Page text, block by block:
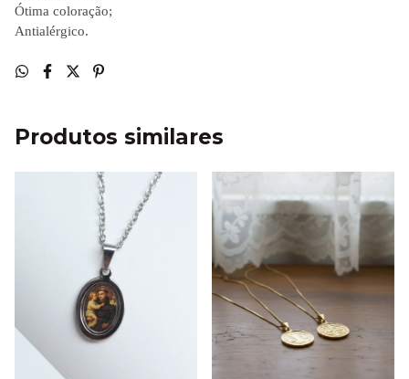
Ótima coloração;
Antialérgico.
Produtos similares